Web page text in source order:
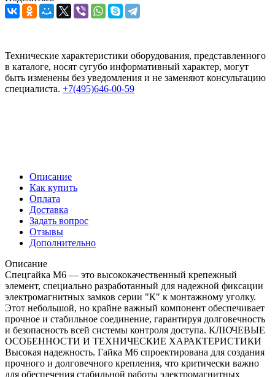
Технические характеристики оборудования, представленного
в каталоге, носят сугубо информативный характер, могут
быть изменены без уведомления и не заменяют консультацию
специалиста. +7(495)646-00-59
Описание
Как купить
Оплата
Доставка
Задать вопрос
Отзывы
Дополнительно
Описание
Спецгайка M6 — это высококачественный крепежный
элемент, специально разработанный для надежной фиксации
электромагнитных замков серии "К" к монтажному уголку.
Этот небольшой, но крайне важный компонент обеспечивает
прочное и стабильное соединение, гарантируя долговечность
и безопасность всей системы контроля доступа. КЛЮЧЕВЫЕ
ОСОБЕННОСТИ И ТЕХНИЧЕСКИЕ ХАРАКТЕРИСТИКИ
Высокая надежность. Гайка M6 спроектирована для создания
прочного и долговечного крепления, что критически важно
для обеспечения стабильной работы электромагнитных